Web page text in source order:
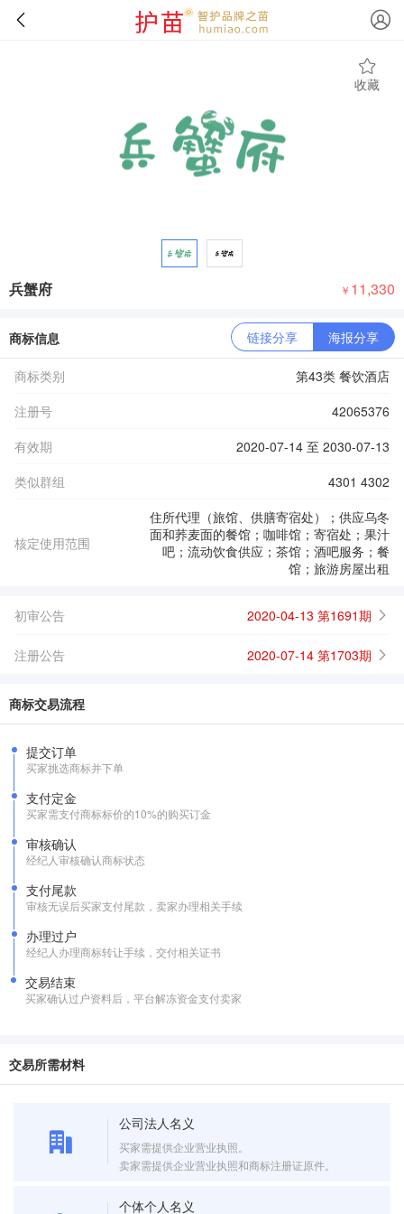
收藏
兵蟹府 ￥ 11,330
商标信息 链接分享 海报分享
商标类别
第43类 餐饮酒店
注册号
42065376
有效期
2020-07-14 至 2030-07-13
类似群组
4301 4302
核定使用范围
住所代理（旅馆、供膳寄宿处）；供应乌冬
面和荞麦面的餐馆；咖啡馆；寄宿处；果汁
吧；流动饮食供应；茶馆；酒吧服务；餐
馆；旅游房屋出租
初审公告 2020-04-13 第1691期
注册公告 2020-07-14 第1703期
商标交易流程
提交订单
买家挑选商标并下单
支付定金
买家需支付商标标价的10%的购买订金
审核确认
经纪人审核确认商标状态
支付尾款
审核无误后买家支付尾款，卖家办理相关手续
办理过户
经纪人办理商标转让手续，交付相关证书
交易结束
买家确认过户资料后，平台解冻资金支付卖家
交易所需材料
公司法人名义
买家需提供企业营业执照。
卖家需提供企业营业执照和商标注册证原件。
个体个人名义